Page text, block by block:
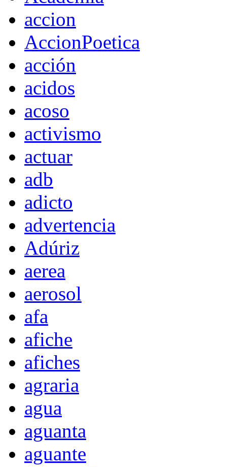
accion
AccionPoetica
acción
acidos
acoso
activismo
actuar
adb
adicto
advertencia
Adúriz
aerea
aerosol
afa
afiche
afiches
agraria
agua
aguanta
aguante